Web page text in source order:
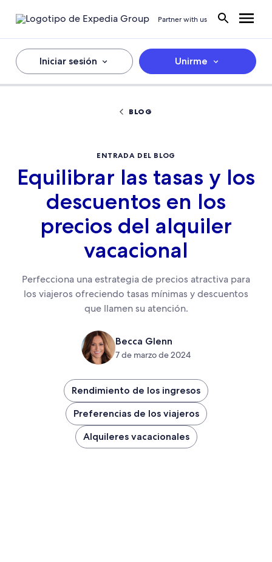
Partner with us
Iniciar sesión Unirme
BLOG
ENTRADA DEL BLOG
Equilibrar las tasas y los
descuentos en los
precios del alquiler
vacacional
Perfecciona una estrategia de precios atractiva para
los viajeros ofreciendo tasas mínimas y descuentos
que llamen su atención.
Becca Glenn
7 de marzo de 2024
Rendimiento de los ingresos
Preferencias de los viajeros
Alquileres vacacionales